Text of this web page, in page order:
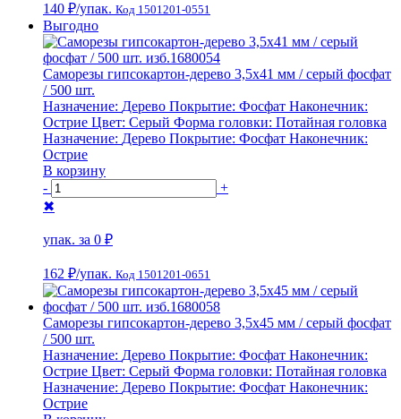
140 ₽/упак. Код 1501201-0551
Выгодно
Саморезы гипсокартон-дерево 3,5х41 мм / серый фосфат
/ 500 шт.
Назначение: Дерево Покрытие: Фосфат Наконечник:
Острие Цвет: Серый Форма головки: Потайная головка
Назначение: Дерево Покрытие: Фосфат Наконечник:
Острие
В корзину
-
+
✖
упак. за 0 ₽
162 ₽/упак. Код 1501201-0651
Саморезы гипсокартон-дерево 3,5х45 мм / серый фосфат
/ 500 шт.
Назначение: Дерево Покрытие: Фосфат Наконечник:
Острие Цвет: Серый Форма головки: Потайная головка
Назначение: Дерево Покрытие: Фосфат Наконечник:
Острие